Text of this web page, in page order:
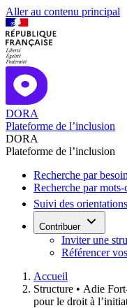
Aller au contenu principal
DORA
Plateforme de l’inclusion
DORA
Plateforme de l’inclusion
Recherche par
Recherche par mots-
Suivi des
Contribuer
Inviter une
Référencer
Accueil
Structure • Adie
pour le droit à